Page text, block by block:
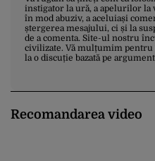
instigator la ură, a apelurilor la
în mod abuziv, a aceluiași
ștergerea mesajului, ci și la
de a comenta. Site-ul nostru
civilizate. Vă mulțumim
la o discuție bazată pe
Recomandarea video